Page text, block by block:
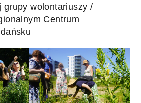
grupy wolontariuszy /
Centrum